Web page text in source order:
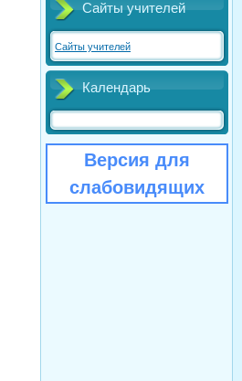
Сайты учителей
Сайты учителей
Календарь
Версия для
слабовидящих